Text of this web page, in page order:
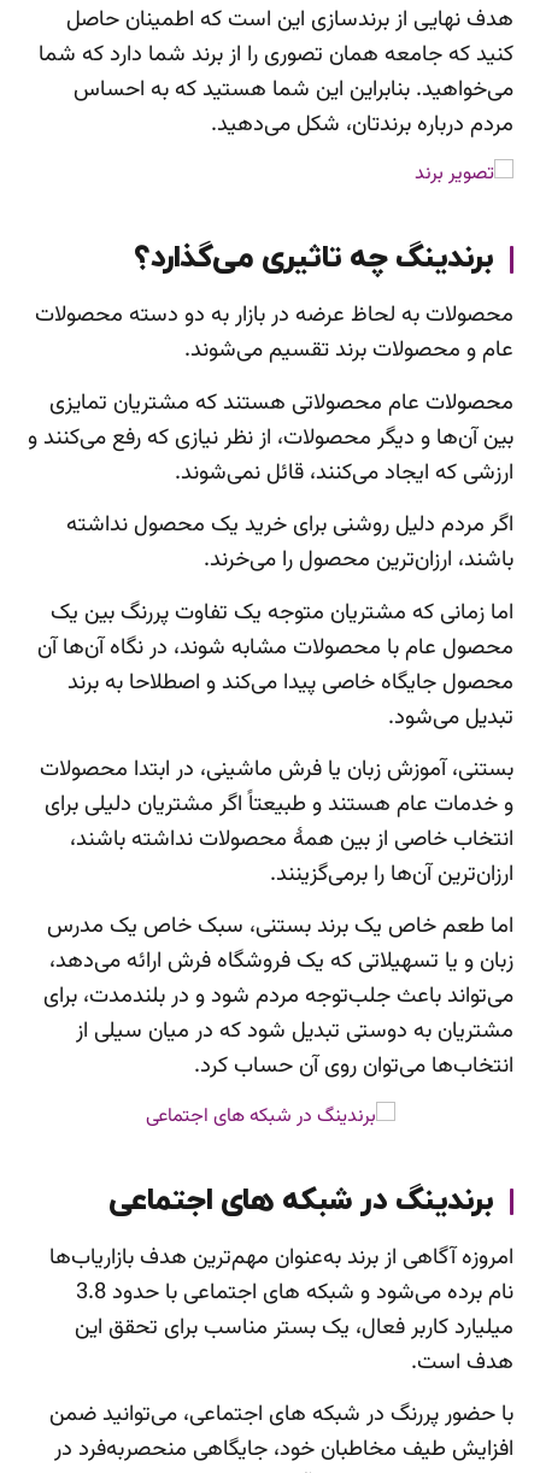
هدف نهایی از برندسازی این است که اطمینان حاصل
کنید که جامعه همان تصوری را از برند شما دارد که شما
می‌خواهید. بنابراین این شما هستید که به احساس
مردم درباره برندتان، شکل می‌دهید.
برندینگ چه تاثیری می‌گذارد؟
محصولات به لحاظ عرضه در بازار به دو دسته محصولات
عام و محصولات برند تقسیم می‌شوند.
محصولات عام محصولاتی هستند که مشتریان تمایزی
بین آن‌ها و دیگر محصولات، از نظر نیازی که رفع می‌کنند و
ارزشی که ایجاد می‌کنند، قائل نمی‌شوند.
اگر مردم دلیل روشنی برای خرید یک محصول نداشته
باشند، ارزان‌ترین محصول را می‌خرند.
اما زمانی که مشتریان متوجه یک تفاوت پررنگ بین یک
محصول عام با محصولات مشابه شوند، در نگاه آن‌ها آن
محصول جایگاه خاصی پیدا می‌کند و اصطلاحا به برند
تبدیل می‌شود.
بستنی، آموزش زبان یا فرش ماشینی، در ابتدا محصولات
و خدمات عام هستند و طبیعتاً اگر مشتریان دلیلی برای
انتخاب خاصی از بین همهٔ محصولات نداشته باشند،
ارزان‌ترین آن‌ها را برمی‌گزینند.
اما طعم خاص یک برند بستنی، سبک خاص یک مدرس
زبان و یا تسهیلاتی که یک فروشگاه فرش ارائه می‌دهد،
می‌تواند باعث جلب‌توجه مردم شود و در بلندمدت، برای
مشتریان به دوستی تبدیل شود که در میان سیلی از
انتخاب‌ها می‌توان روی آن حساب کرد.
برندینگ در شبکه های اجتماعی
امروزه آگاهی از برند به‌عنوان مهم‌ترین هدف بازاریاب‌ها
نام برده می‌شود و شبکه های اجتماعی با حدود 3.8
میلیارد کاربر فعال، یک بستر مناسب برای تحقق این
هدف است.
با حضور پررنگ در شبکه های اجتماعی، می‌توانید ضمن
افزایش طیف مخاطبان خود، جایگاهی منحصربه‌فرد در